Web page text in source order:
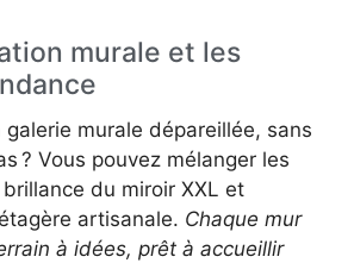
murale et les
murale dépareillée, sans
? Vous pouvez mélanger les
du miroir XXL et
artisanale. Chaque mur
à idées, prêt à accueillir